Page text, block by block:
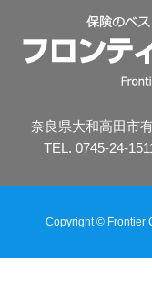
奈良県大和高田市
TEL. 0745-24-
Copyright © Frontier